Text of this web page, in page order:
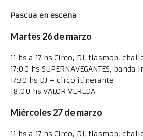
Pascua en escena
Martes 26 de marzo
11 hs a 17 hs Circo, DJ, flasmob,
17:00 hs SUPERNAVEGANTES, banda
17:30 hs DJ + circo itinerante
18:00 hs VALOR VEREDA
Miércoles 27 de marzo
11 hs a 17 hs Circo, DJ, flasmob,